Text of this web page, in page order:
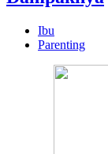
Ibu
Parenting